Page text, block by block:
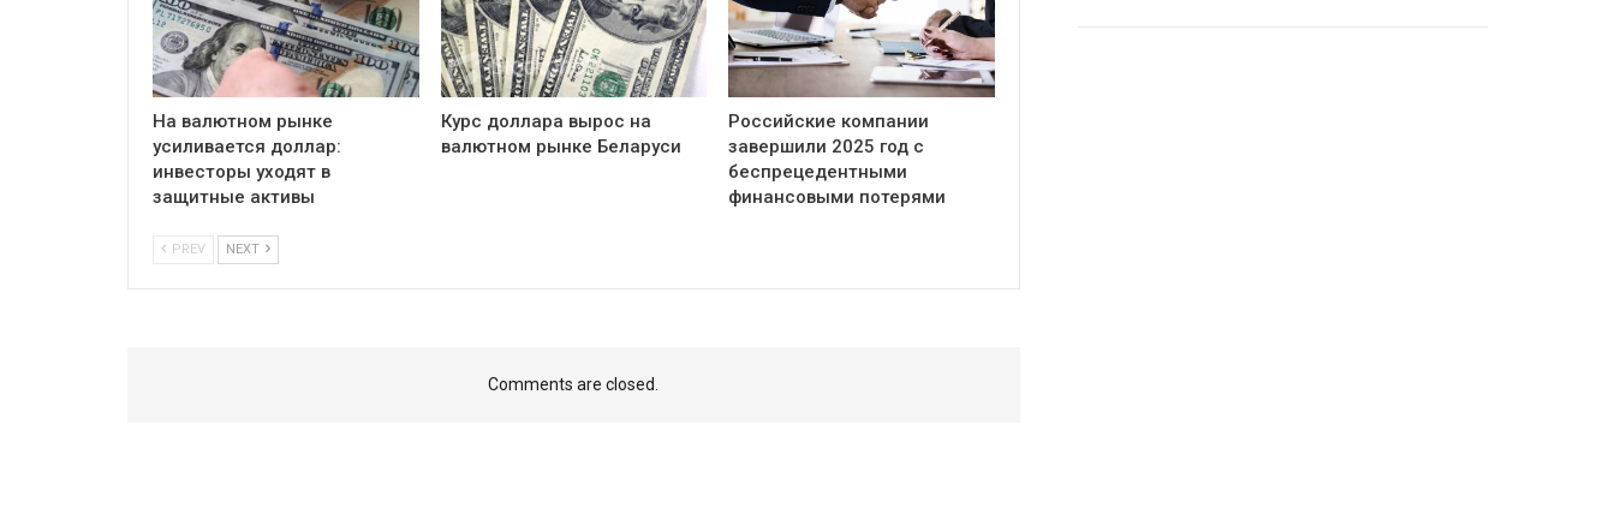
На валютном рынке
усиливается доллар:
инвесторы уходят в
защитные активы
Курс доллара вырос на
валютном рынке Беларуси
Российские компании
завершили 2025 год с
беспрецедентными
финансовыми потерями
PREV NEXT
Comments are closed.